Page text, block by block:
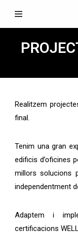
Vés
contingut
Realitzem
final.
Tenim una gran
edificis d’oficines
millors solucions
independentment
Adaptem i
certificacions